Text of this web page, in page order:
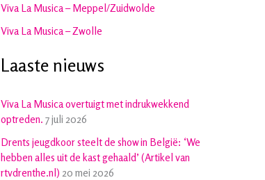
Viva La Musica – Meppel/Zuidwolde
Viva La Musica – Zwolle
Laaste nieuws
Viva La Musica overtuigt met indrukwekkend
optreden. 7 juli 2026
Drents jeugdkoor steelt de show in België: ‘We
hebben alles uit de kast gehaald’ (Artikel van
rtvdrenthe.nl) 20 mei 2026